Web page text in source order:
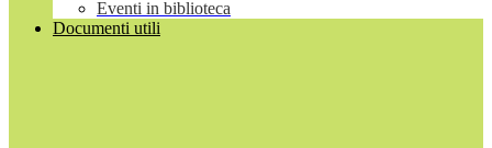
Eventi in biblioteca
Documenti utili